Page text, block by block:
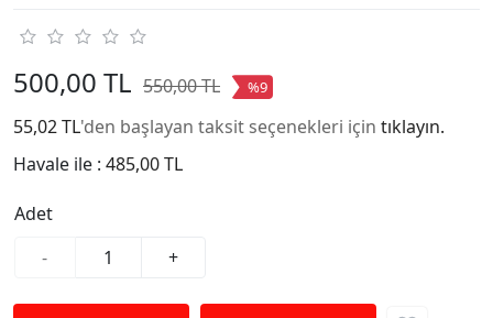
500,00 TL 550,00 TL %9
55,02 TL'den başlayan taksit seçenekleri için tıklayın.
Havale ile : 485,00 TL
Adet
-
+